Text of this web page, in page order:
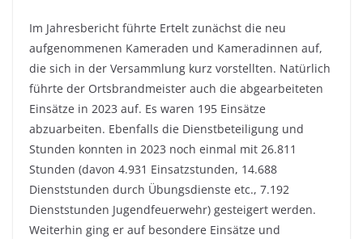
Im Jahresbericht führte Ertelt zunächst die neu
aufgenommenen Kameraden und Kameradinnen auf,
die sich in der Versammlung kurz vorstellten. Natürlich
führte der Ortsbrandmeister auch die abgearbeiteten
Einsätze in 2023 auf. Es waren 195 Einsätze
abzuarbeiten. Ebenfalls die Dienstbeteiligung und
Stunden konnten in 2023 noch einmal mit 26.811
Stunden (davon 4.931 Einsatzstunden, 14.688
Dienststunden durch Übungsdienste etc., 7.192
Dienststunden Jugendfeuerwehr) gesteigert werden.
Weiterhin ging er auf besondere Einsätze und